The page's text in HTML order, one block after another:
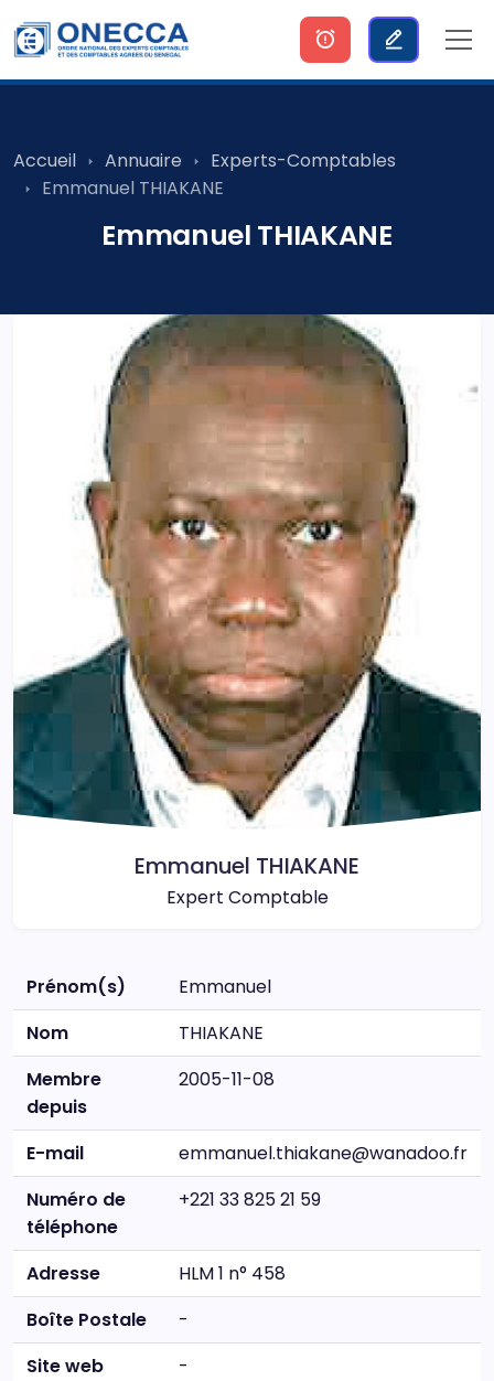
Accueil Annuaire
Experts-Comptables
Emmanuel THIAKANE
Emmanuel THIAKANE
Emmanuel THIAKANE
Expert Comptable
Prénom(s)
Emmanuel
Nom
THIAKANE
Membre
depuis
2005-11-08
E-mail
emmanuel.thiakane@wanadoo.fr
Numéro de
téléphone
+221 33 825 21 59
Adresse
HLM 1 n° 458
Boîte Postale
-
Site web
-